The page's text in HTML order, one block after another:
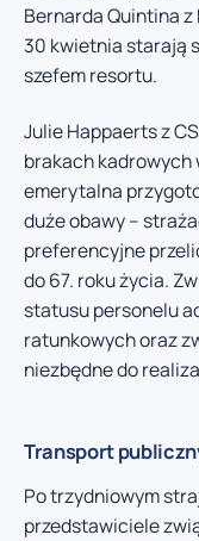
Bernarda Quintina z
30 kwietnia starają
szefem resortu.
Julie Happaerts z
brakach kadrowych
emerytalna
duże obawy –
preferencyjne
do 67. roku życia.
statusu personelu
ratunkowych oraz
niezbędne do
Transport
Po trzydniowym
przedstawiciele